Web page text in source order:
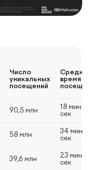
Число
уникальных
посещений
Среднее
время
90,5 млн
18 мин 34
сек
58 млн
34 мин
сек
39,6 млн
23 мин
сек